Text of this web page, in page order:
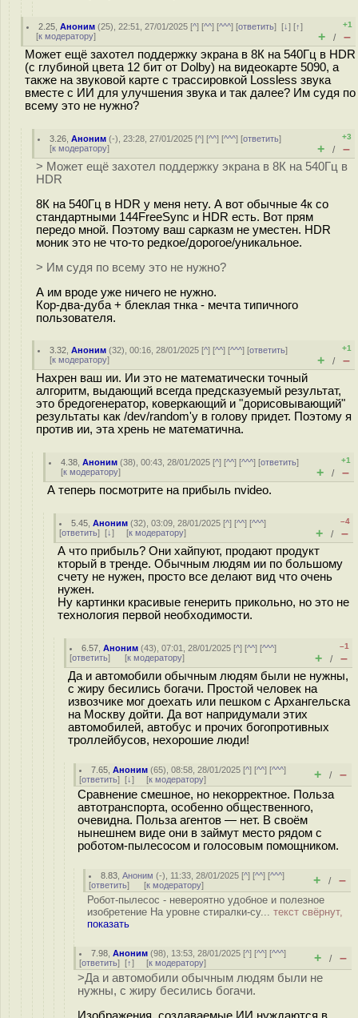
2.25 ,Аноним (25), 22:51, 27/01/2025 [^] [^^] [^^^] [ответить][↓] [↑]
[к модератору]
+1
+ / –
Может ещё захотел поддержку экрана в 8К на 540Гц в HDR
(с глубиной цвета 12 бит от Dolby) на видеокарте 5090, а
также на звуковой карте с трассировкой Lossless звука
вместе с ИИ для улучшения звука и так далее? Им судя по
всему это не нужно?
3.26 ,Аноним (-), 23:28, 27/01/2025 [^] [^^] [^^^] [ответить]
[к модератору]
+3
+ / –
> Может ещё захотел поддержку экрана в 8К на 540Гц в
HDR
8К на 540Гц в HDR у меня нету. А вот обычные 4к со
стандартными 144FreeSync и HDR есть. Вот прям
передо мной. Поэтому ваш сарказм не уместен. HDR
моник это не что-то редкое/дорогое/уникальное.
> Им судя по всему это не нужно?
А им вроде уже ничего не нужно.
Кор-два-дуба + блеклая тнка - мечта типичного
пользователя.
3.32 ,Аноним (32), 00:16, 28/01/2025 [^] [^^] [^^^] [ответить]
[к модератору]
+1
+ / –
Нахрен ваш ии. Ии это не математически точный
алгоритм, выдающий всегда предсказуемый результат,
это бредогенератор, коверкающий и "дорисовывающий"
результаты как /dev/random'у в голову придет. Поэтому я
против ии, эта хрень не математична.
4.38 ,Аноним (38), 00:43, 28/01/2025 [^] [^^] [^^^] [ответить]
[к модератору]
+1
+ / –
А теперь посмотрите на прибыль nvideo.
5.45 ,Аноним (32), 03:09, 28/01/2025 [^] [^^] [^^^]
[ответить] [↓] [к модератору]
–4
+ / –
А что прибыль? Они хайпуют, продают продукт
кторый в тренде. Обычным людям ии по большому
счету не нужен, просто все делают вид что очень
нужен.
Ну картинки красивые генерить прикольно, но это не
технология первой необходимости.
6.57 ,Аноним (43), 07:01, 28/01/2025 [^] [^^] [^^^]
[ответить] [к модератору]
–1
+ / –
Да и автомобили обычным людям были не нужны,
с жиру бесились богачи. Простой человек на
извозчике мог доехать или пешком с Архангельска
на Москву дойти. Да вот напридумали этих
автомобилей, автобус и прочих богопротивных
троллейбусов, нехорошие люди!
7.65 ,Аноним (65), 08:58, 28/01/2025 [^] [^^] [^^^]
[ответить] [↓] [к модератору] + / –
Сравнение смешное, но некорректное. Польза
автотранспорта, особенно общественного,
очевидна. Польза агентов — нет. В своём
нынешнем виде они в займут место рядом с
роботом-пылесосом и голосовым помощником.
8.83 ,Аноним (-), 11:33, 28/01/2025 [^] [^^] [^^^]
[ответить] [к модератору] + / –
Робот-пылесос - невероятно удобное и полезное
изобретение На уровне стиралки-су... текст свёрнут,
показать
7.98 ,Аноним (98), 13:53, 28/01/2025 [^] [^^] [^^^]
[ответить] [↑] [к модератору] + / –
>Да и автомобили обычным людям были не
нужны, с жиру бесились богачи.